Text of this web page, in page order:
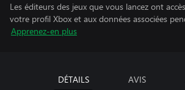
Les éditeurs des jeux que vous lancez ont
votre profil Xbox et aux données associées
Apprenez-en plus
DÉTAILS AVIS